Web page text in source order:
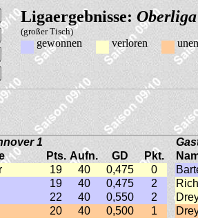
Ligaergebnisse:
(großer Tisch)
gewonnen verloren
1
Pts. Aufn. GD Pkt.
19 40 0,475 0
19 40 0,475 2
22 40 0,550 2
20 40 0,500 1